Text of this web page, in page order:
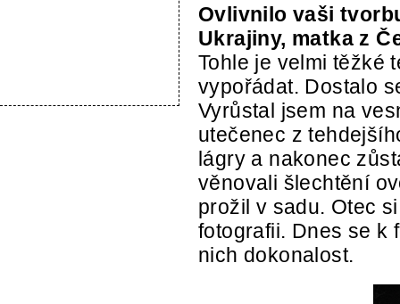
Ovlivnilo vaši
Ukrajiny, matka z
Tohle je velmi těžké
vypořádat. Dostalo
Vyrůstal jsem na
utečenec z
lágry a nakonec
věnovali šlechtění
prožil v sadu. Otec
fotografii. Dnes se k
nich dokonalost.